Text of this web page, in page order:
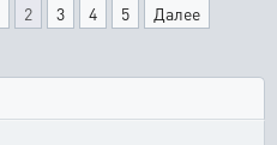
2 3 4 5 Далее